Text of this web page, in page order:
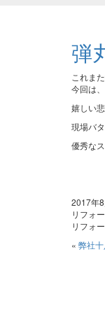
弾
これま
今回は
嬉しい悲
現場バ
優秀な
2017年
リフォ
リフォ
« 弊社